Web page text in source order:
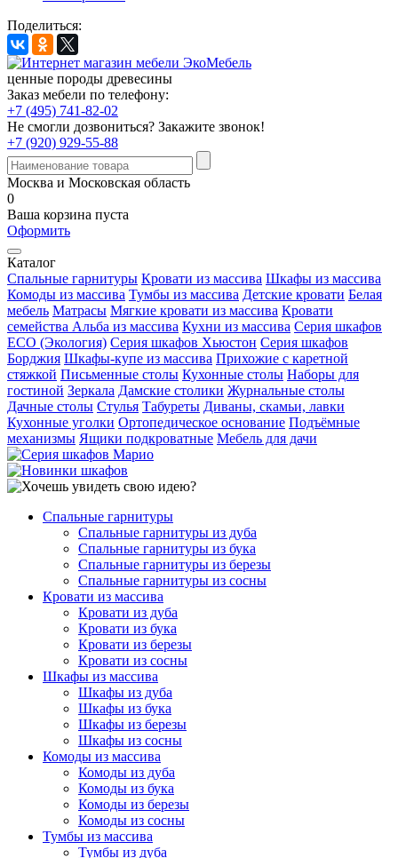
Поделиться:
ценные породы древесины
Заказ мебели по телефону:
+7 (495) 741-82-02
Не смогли дозвониться? Закажите звонок!
+7 (920) 929-55-88
Москва и Московская область
0
Ваша корзина пуста
Оформить
Каталог
Спальные гарнитуры Кровати из массива Шкафы из массива
Комоды из массива Тумбы из массива Детские кровати Белая
мебель Матрасы Мягкие кровати из массива Кровати
семейства Альба из массива Кухни из массива Серия шкафов
ECO (Экология) Серия шкафов Хьюстон Серия шкафов
Борджия Шкафы-купе из массива Прихожие с каретной
стяжкой Письменные столы Кухонные столы Наборы для
гостиной Зеркала Дамские столики Журнальные столы
Дачные столы Стулья Табуреты Диваны, скамьи, лавки
Кухонные уголки Ортопедическое основание Подъёмные
механизмы Ящики подкроватные Мебель для дачи
Спальные гарнитуры
Спальные гарнитуры из дуба
Спальные гарнитуры из бука
Спальные гарнитуры из березы
Спальные гарнитуры из сосны
Кровати из массива
Кровати из дуба
Кровати из бука
Кровати из березы
Кровати из сосны
Шкафы из массива
Шкафы из дуба
Шкафы из бука
Шкафы из березы
Шкафы из сосны
Комоды из массива
Комоды из дуба
Комоды из бука
Комоды из березы
Комоды из сосны
Тумбы из массива
Тумбы из дуба